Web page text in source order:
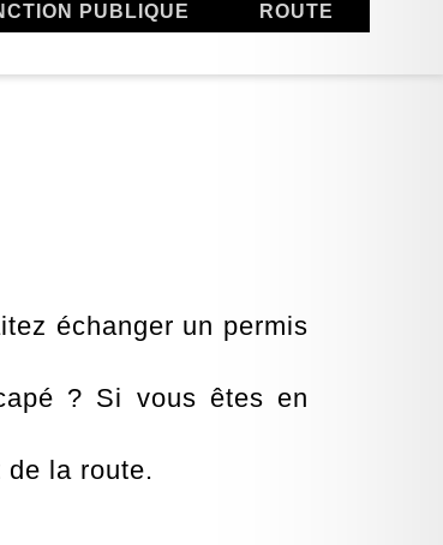
PUBLIQUE ROUTE
échanger un permis
? Si vous êtes en
de la route.